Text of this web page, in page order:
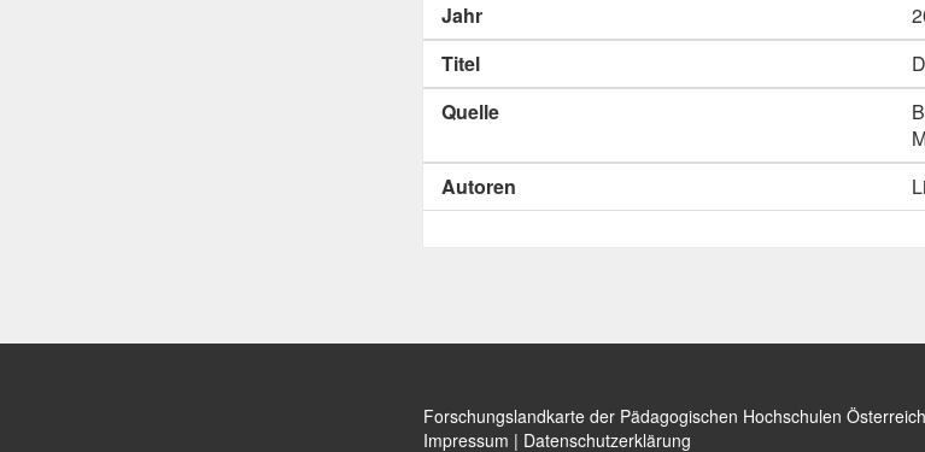
Jahr
Titel
Quelle
Autoren
Forschungslandkarte der Pädagogischen Hochschulen
Impressum | Datenschutzerklärung